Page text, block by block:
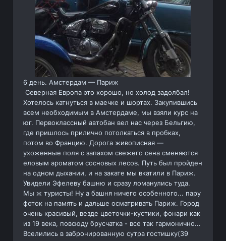
6 день. Амстердам — Париж
Северная Европа это хорошо, но холод задолбал!
Хотелось катнуться в маечке и шортах. Закупившись
всем необходимым в Амстердаме, мы взяли курс на
юг. Первоклассный автобан вел нас через Бельгию,
где пришлось прилично потолкаться в пробках,
потом во Францию. Дорога живописная —
ухоженные поля с запахом свежего сена сменяются
еловым ароматом сосновых лесов. Путь был пройден
на одном дыхании, и на закате мы вкатили в Париж.
Увидели Эфелеву башню и сразу ломанулись туда.
Мы ж туристы! Ну а башня ничего особенного... пару
фоток на память и дальше осматривать Париж. Город
очень красивый, везде цветочки-кустики, фонари как
из 19 века, повсюду брусчатка - все так гармонично...
Вселились в забронированную сутра гостишку(39